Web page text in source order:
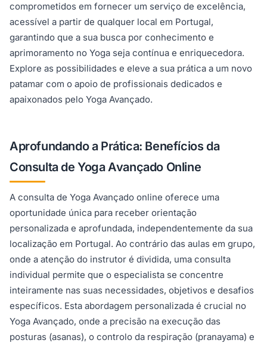
comprometidos em fornecer um serviço de excelência,
acessível a partir de qualquer local em Portugal,
garantindo que a sua busca por conhecimento e
aprimoramento no Yoga seja contínua e enriquecedora.
Explore as possibilidades e eleve a sua prática a um novo
patamar com o apoio de profissionais dedicados e
apaixonados pelo Yoga Avançado.
Aprofundando a Prática: Benefícios da
Consulta de Yoga Avançado Online
A consulta de Yoga Avançado online oferece uma
oportunidade única para receber orientação
personalizada e aprofundada, independentemente da sua
localização em Portugal. Ao contrário das aulas em grupo,
onde a atenção do instrutor é dividida, uma consulta
individual permite que o especialista se concentre
inteiramente nas suas necessidades, objetivos e desafios
específicos. Esta abordagem personalizada é crucial no
Yoga Avançado, onde a precisão na execução das
posturas (asanas), o controlo da respiração (pranayama) e